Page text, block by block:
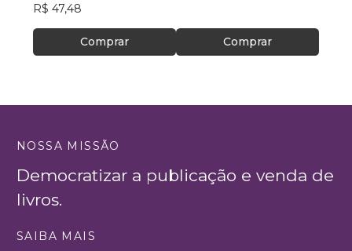
R$ 47,48
Comprar Comprar
NOSSA MISSÃO
Democratizar a publicação e venda de
livros.
SAIBA MAIS